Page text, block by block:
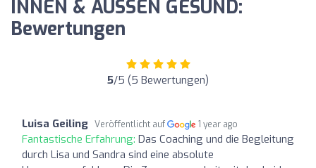
INNEN & AUSSEN GESUND:
Bewertungen
5/5 (5 Bewertungen)
Luisa Geiling Veröffentlicht auf 1 year ago
Fantastische Erfahrung: Das Coaching und die Begleitung
durch Lisa und Sandra sind eine absolute